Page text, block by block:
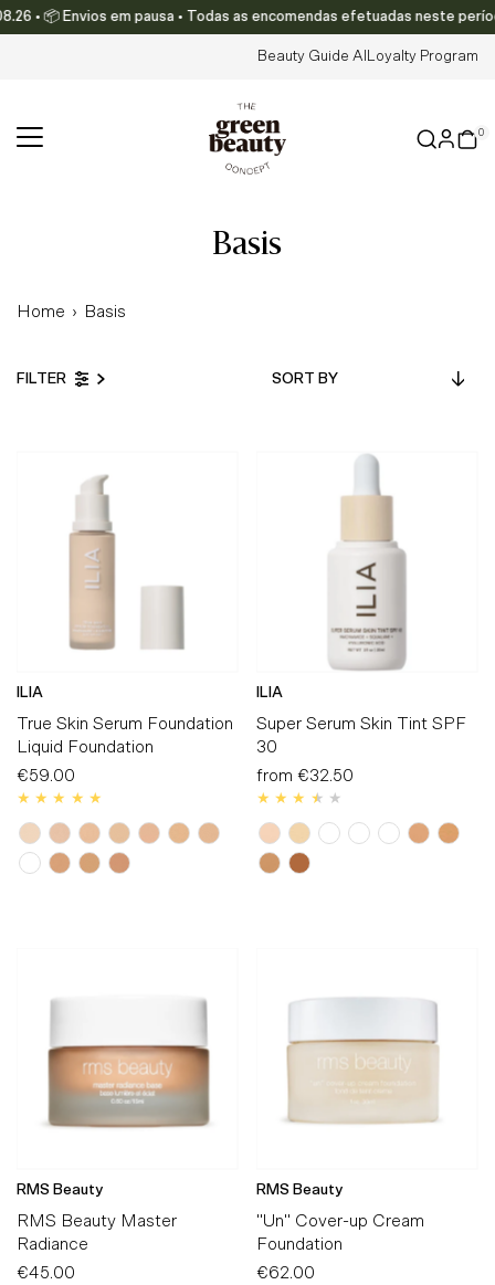
Skip to content
• 📦 Envios em pausa • Todas as encomendas efetuadas neste
Beauty Guide AI Loyalty Program
0
basis
Home › Basis
FILTER
by
Most relevant
Best selling
Alphabetically, Z-A
Price, low to high
Price, high to low
Date, old to new
Date, new to old
ILIA
True Skin Serum Foundation
Liquid Foundation
Regular
Price
€59.00
ILIA
Super Serum Skin Tint SPF
30
Regular
Price
from €32.50
RMS Beauty
RMS Beauty Master
Radiance
Regular
€45.00
RMS Beauty
"Un" Cover-up Cream
Foundation
Regular
€62.00